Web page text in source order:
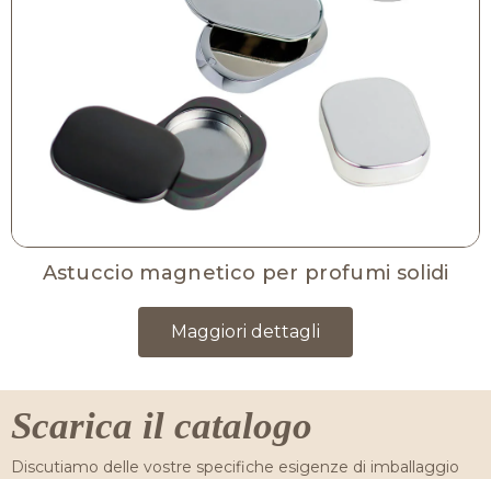
Astuccio magnetico per profumi solidi
Maggiori dettagli
Scarica il catalogo
Discutiamo delle vostre specifiche esigenze di imballaggio